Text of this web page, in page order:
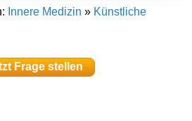
Innere Medizin » Künstliche
Frage stellen